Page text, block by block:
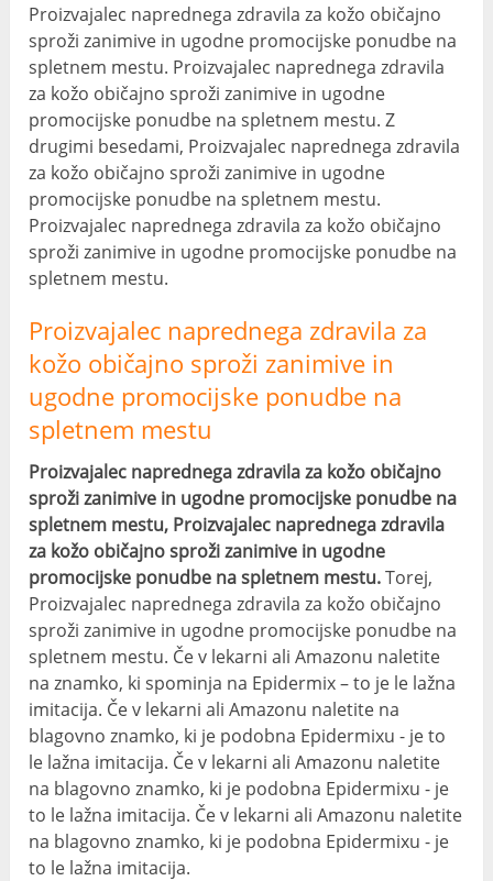
Proizvajalec naprednega zdravila za kožo običajno
sproži zanimive in ugodne promocijske ponudbe na
spletnem mestu. Proizvajalec naprednega zdravila
za kožo običajno sproži zanimive in ugodne
promocijske ponudbe na spletnem mestu. Z
drugimi besedami, Proizvajalec naprednega zdravila
za kožo običajno sproži zanimive in ugodne
promocijske ponudbe na spletnem mestu.
Proizvajalec naprednega zdravila za kožo običajno
sproži zanimive in ugodne promocijske ponudbe na
spletnem mestu.
Proizvajalec naprednega zdravila za
kožo običajno sproži zanimive in
ugodne promocijske ponudbe na
spletnem mestu
Proizvajalec naprednega zdravila za kožo običajno
sproži zanimive in ugodne promocijske ponudbe na
spletnem mestu, Proizvajalec naprednega zdravila
za kožo običajno sproži zanimive in ugodne
promocijske ponudbe na spletnem mestu.Torej,
Proizvajalec naprednega zdravila za kožo običajno
sproži zanimive in ugodne promocijske ponudbe na
spletnem mestu. Če v lekarni ali Amazonu naletite
na znamko, ki spominja na Epidermix – to je le lažna
imitacija. Če v lekarni ali Amazonu naletite na
blagovno znamko, ki je podobna Epidermixu - je to
le lažna imitacija. Če v lekarni ali Amazonu naletite
na blagovno znamko, ki je podobna Epidermixu - je
to le lažna imitacija. Če v lekarni ali Amazonu naletite
na blagovno znamko, ki je podobna Epidermixu - je
to le lažna imitacija.